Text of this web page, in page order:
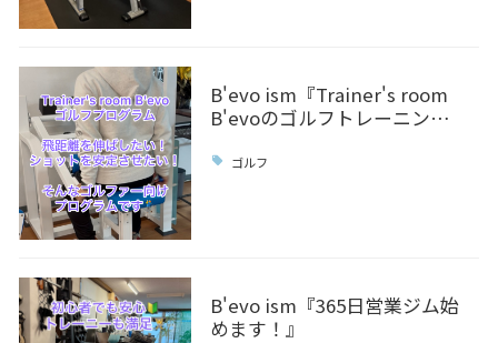
B'evo ism『Trainer's room
B'evoのゴルフトレーニン…
ゴルフ
B'evo ism『365日営業ジム始
めます！』